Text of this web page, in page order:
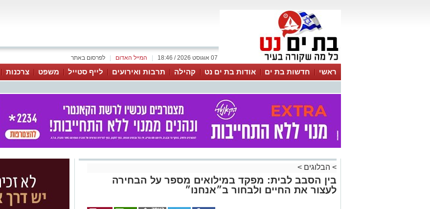
לפרסום באתר המייל האדום 07 אוגוסט 2026 / 18:46
ראשי חדשות בת ים אודות בת ים נט קהילה תרבות ואירועים לייף סטייל משפט צרכנות
> הבלוגים >
בין הסבב לבית: מפקד במילואים מספר על הבחירה
לעצור את החיים ולבחור ב״אנחנו״